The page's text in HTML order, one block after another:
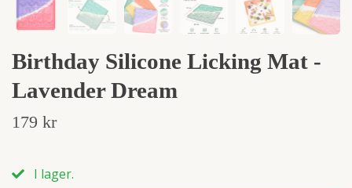
Birthday Silicone Licking Mat -
Lavender Dream
179 kr
I lager.